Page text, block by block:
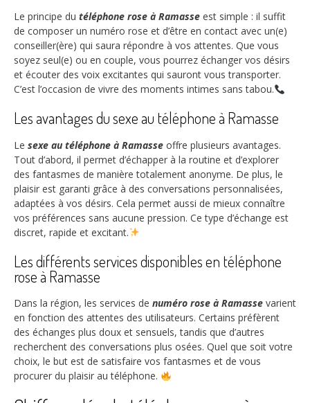
Le principe du téléphone rose à Ramasse est simple : il suffit
de composer un numéro rose et d’être en contact avec un(e)
conseiller(ère) qui saura répondre à vos attentes. Que vous
soyez seul(e) ou en couple, vous pourrez échanger vos désirs
et écouter des voix excitantes qui sauront vous transporter.
C’est l’occasion de vivre des moments intimes sans tabou.
Les avantages du sexe au téléphone à Ramasse
Le sexe au téléphone à Ramasse offre plusieurs avantages.
Tout d’abord, il permet d’échapper à la routine et d’explorer
des fantasmes de manière totalement anonyme. De plus, le
plaisir est garanti grâce à des conversations personnalisées,
adaptées à vos désirs. Cela permet aussi de mieux connaître
vos préférences sans aucune pression. Ce type d’échange est
discret, rapide et excitant.
Les différents services disponibles en téléphone
rose à Ramasse
Dans la région, les services de numéro rose à Ramasse varient
en fonction des attentes des utilisateurs. Certains préfèrent
des échanges plus doux et sensuels, tandis que d’autres
recherchent des conversations plus osées. Quel que soit votre
choix, le but est de satisfaire vos fantasmes et de vous
procurer du plaisir au téléphone.